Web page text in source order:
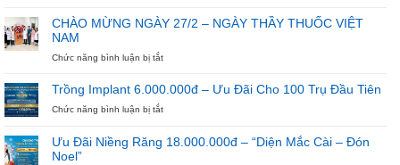
Để
Hè
Qua
Chưa
Đầu
Răng
CHÀO MỪNG NGÀY 27/2 – NGÀY THẦY THUỐC VIỆT
NAM
Chức năng bình luận bị tắtở
MỪNG
27/2
NGÀY
Trồng Implant 6.000.000đ – Ưu Đãi Cho 100 Trụ Đầu Tiên
Chức năng bình luận bị tắtở
Implant
6.000.000đ
Ưu Đãi Niềng Răng 18.000.000đ – “Diện Mắc Cài – Đón
Noel”